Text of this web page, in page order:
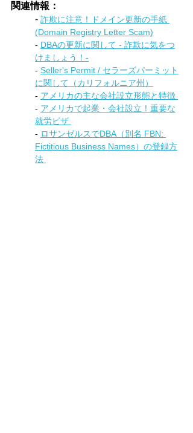
関連情報：
- 詐欺に注意！ドメイン更新の手紙
(Domain Registry Letter Scam)
- DBAの更新に関して - 詐欺に気をつ
けましょう！-
- Seller's Permit / セラーズパーミット
に関して（カリフォルニア州）
- アメリカの主な会社設立形態と特徴
- アメリカで起業・会社設立！重要な
就労ビザ
- ロサンゼルスでDBA（別名 FBN:
Fictitious Business Names）の登録方
法